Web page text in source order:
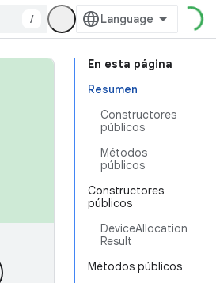
/
En esta página
Resumen
Constructores
públicos
Métodos
públicos
Constructores
públicos
DeviceAllocation
Result
Métodos públicos